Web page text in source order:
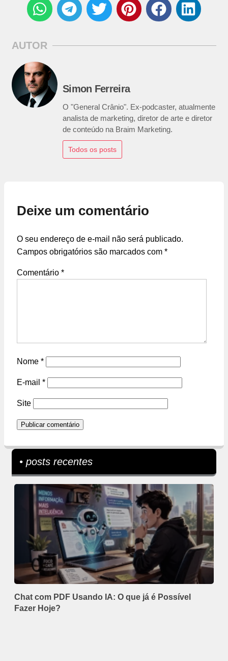
AUTOR
Simon Ferreira
O "General Crânio". Ex-podcaster, atualmente
analista de marketing, diretor de arte e diretor
de conteúdo na Braim Marketing.
Todos os posts
Deixe um comentário
O seu endereço de e-mail não será publicado.
Campos obrigatórios são marcados com *
Comentário *
Nome *
E-mail *
Site
• posts recentes
Chat com PDF Usando IA: O que já é Possível
Fazer Hoje?